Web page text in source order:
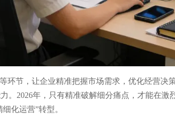
环节，让企业精准把握市场需求，优化经营决
2026年，只有精准破解细分痛点，才能在激
化运营”转型。